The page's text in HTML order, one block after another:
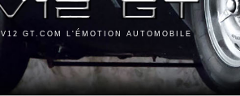
V12 GT.COM L'ÉMOTION AUTOMOBILE